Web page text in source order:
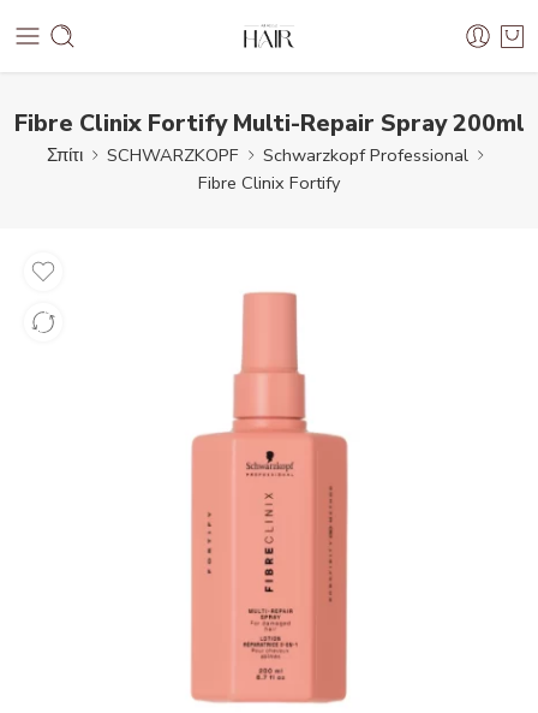
Fibre Clinix Fortify Multi-Repair Spray 200ml
Σπίτι SCHWARZKOPF
Schwarzkopf Professional
Fibre Clinix Fortify